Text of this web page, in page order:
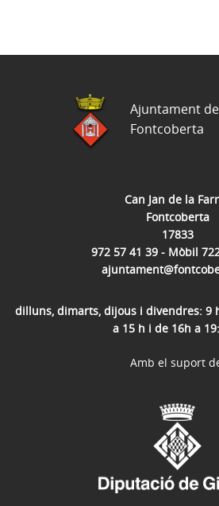
Can Jan de la
Fontcoberta
17833
972 57 41 39 - Mòbil
dilluns, dimarts, dijous i divendres: 9
a 15 h i de 16h a
Ajuntament de
Fontcoberta
Amb el suport